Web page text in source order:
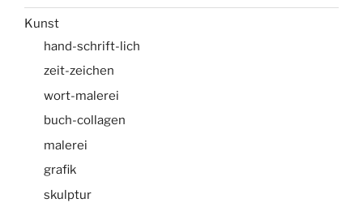
Kunst
hand-schrift-lich
zeit-zeichen
wort-malerei
buch-collagen
malerei
grafik
skulptur